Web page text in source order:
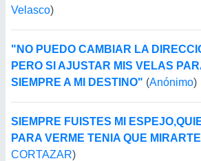
Velasco)
"NO PUEDO CAMBIAR LA
PERO SI AJUSTAR MIS VELAS
SIEMPRE A MI DESTINO" (Anónimo)
SIEMPRE FUISTES MI
PARA VERME TENIA QUE MIRARTE
CORTAZAR)